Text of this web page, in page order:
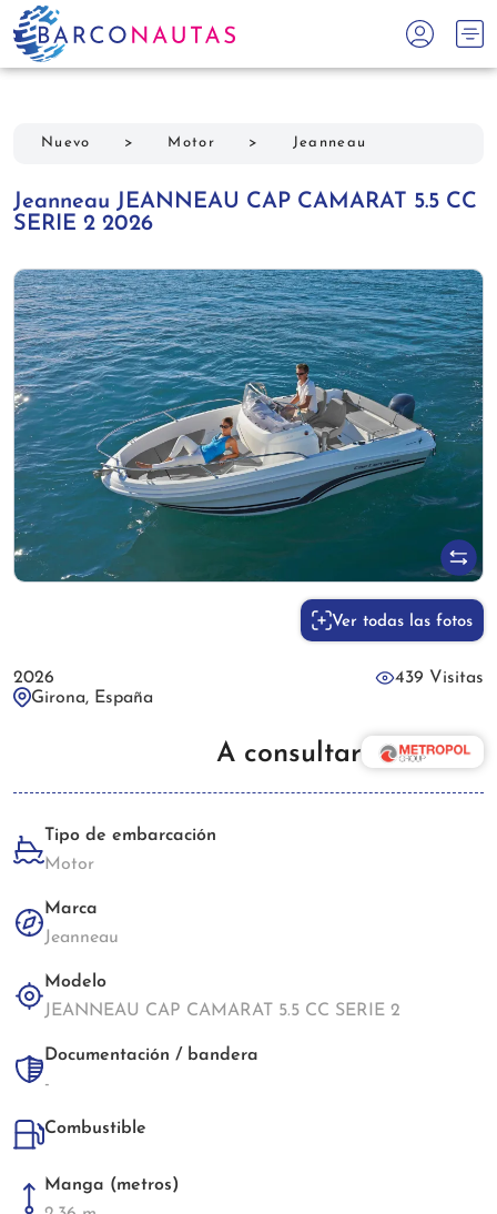
Nuevo > Motor > Jeanneau
Jeanneau JEANNEAU CAP CAMARAT 5.5 CC
SERIE 2 2026
Ver todas las fotos
2026
439 Visitas
Girona, España
A consultar
Tipo de embarcación
Motor
Marca
Jeanneau
Modelo
JEANNEAU CAP CAMARAT 5.5 CC SERIE 2
Documentación / bandera
-
Combustible
Manga (metros)